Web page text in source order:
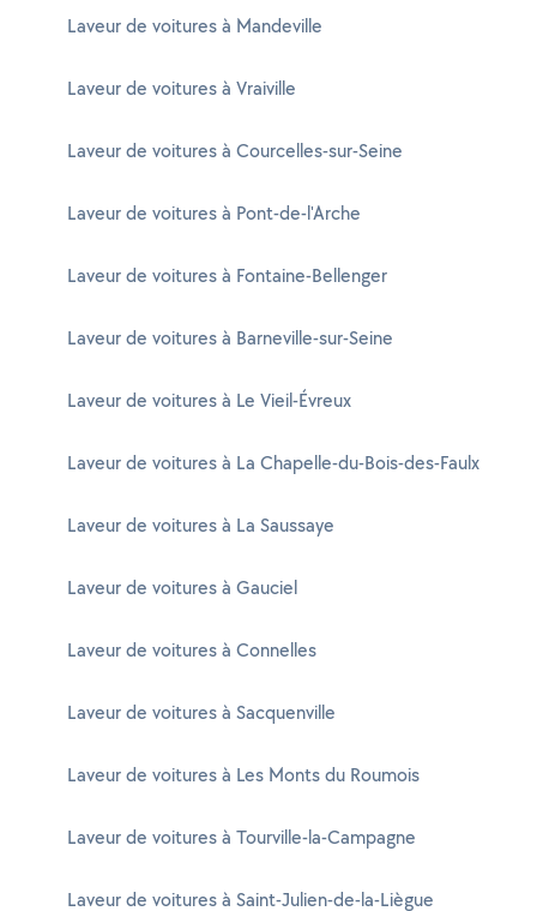
Laveur de voitures à Mandeville
Laveur de voitures à Vraiville
Laveur de voitures à Courcelles-sur-Seine
Laveur de voitures à Pont-de-l'Arche
Laveur de voitures à Fontaine-Bellenger
Laveur de voitures à Barneville-sur-Seine
Laveur de voitures à Le Vieil-Évreux
Laveur de voitures à La Chapelle-du-Bois-des-Faulx
Laveur de voitures à La Saussaye
Laveur de voitures à Gauciel
Laveur de voitures à Connelles
Laveur de voitures à Sacquenville
Laveur de voitures à Les Monts du Roumois
Laveur de voitures à Tourville-la-Campagne
Laveur de voitures à Saint-Julien-de-la-Liègue